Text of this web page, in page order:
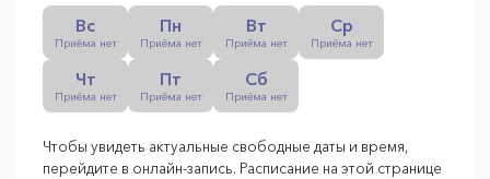
Вс
Приёма нет
Пн
Приёма нет
Вт
Приёма нет
Ср
Приёма нет
Чт
Приёма нет
Пт
Приёма нет
Сб
Приёма нет
Чтобы увидеть актуальные свободные даты и время,
перейдите в онлайн-запись. Расписание на этой странице